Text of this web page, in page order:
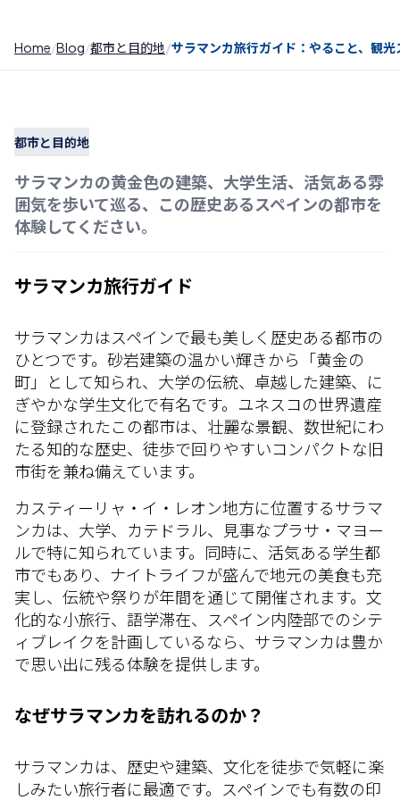
Home Blog 都市と目的地 サラマンカ旅行ガイド：やること、観
都市と目的地
サラマンカの黄金色の建築、大学生活、活気ある雰
囲気を歩いて巡る、この歴史あるスペインの都市を
体験してください。
サラマンカ旅行ガイド
サラマンカはスペインで最も美しく歴史ある都市の
ひとつです。砂岩建築の温かい輝きから「黄金の
町」として知られ、大学の伝統、卓越した建築、に
ぎやかな学生文化で有名です。ユネスコの世界遺産
に登録されたこの都市は、壮麗な景観、数世紀にわ
たる知的な歴史、徒歩で回りやすいコンパクトな旧
市街を兼ね備えています。
カスティーリャ・イ・レオン地方に位置するサラマ
ンカは、大学、カテドラル、見事なプラサ・マヨー
ルで特に知られています。同時に、活気ある学生都
市でもあり、ナイトライフが盛んで地元の美食も充
実し、伝統や祭りが年間を通じて開催されます。文
化的な小旅行、語学滞在、スペイン内陸部でのシテ
ィブレイクを計画しているなら、サラマンカは豊か
で思い出に残る体験を提供します。
なぜサラマンカを訪れるのか？
サラマンカは、歴史や建築、文化を徒歩で気軽に楽
しみたい旅行者に最適です。スペインでも有数の印